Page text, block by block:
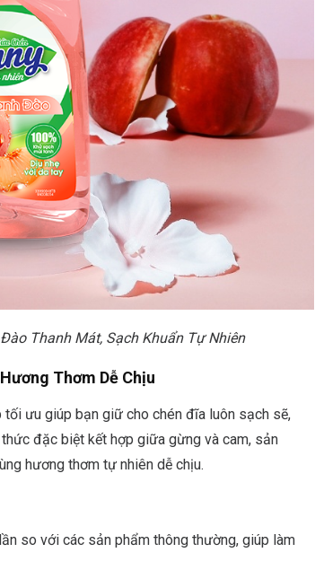
Thanh Mát, Sạch Khuẩn Tự Nhiên
Thơm Dễ Chịu
ưu giúp bạn giữ cho chén đĩa luôn sạch sẽ,
đặc biệt kết hợp giữa gừng và cam, sản
hương thơm tự nhiên dễ chịu.
so với các sản phẩm thông thường, giúp làm